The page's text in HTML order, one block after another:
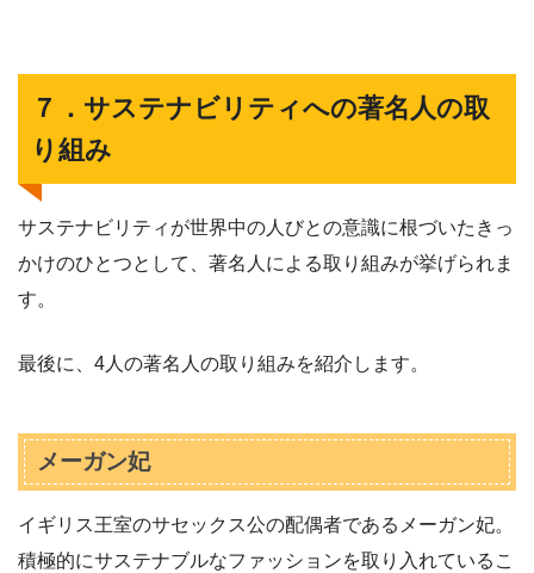
７．サステナビリティへの著名人の取
り組み
サステナビリティが世界中の人びとの意識に根づいたきっ
かけのひとつとして、著名人による取り組みが挙げられま
す。
最後に、4人の著名人の取り組みを紹介します。
メーガン妃
イギリス王室のサセックス公の配偶者であるメーガン妃。
積極的にサステナブルなファッションを取り入れているこ